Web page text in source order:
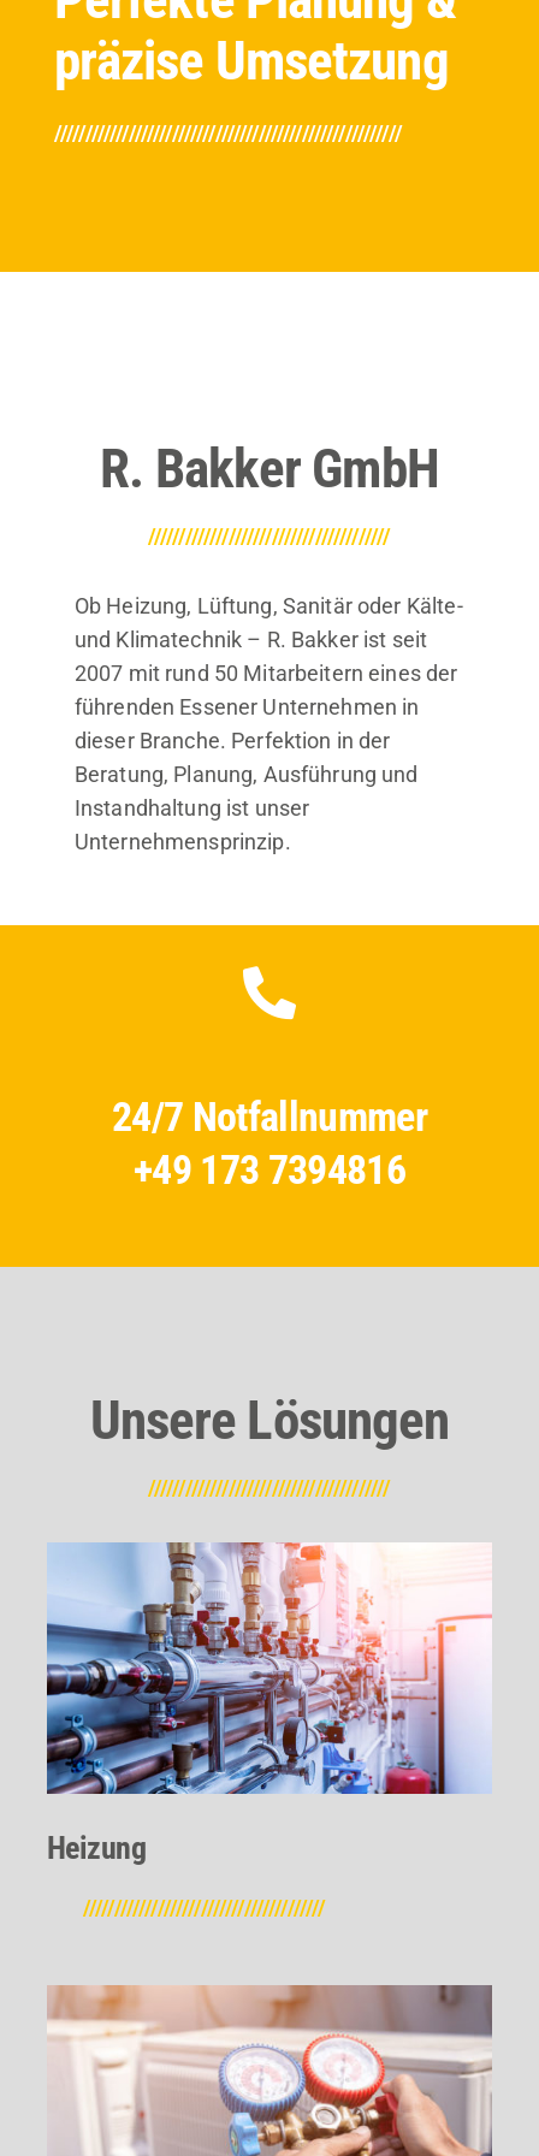
////////////////////////////////////////////////////////
R. Bakker GmbH
///////////////////////////////////////
Ob Heizung, Lüftung, Sanitär oder Kälte-
und Klimatechnik – R. Bakker ist seit
2007 mit rund 50 Mitarbeitern eines der
führenden Essener Unternehmen in
dieser Branche. Perfektion in der
Beratung, Planung, Ausführung und
Instandhaltung ist unser
Unternehmensprinzip.
24/7 Notfallnummer
+49 173 7394816
Unsere Lösungen
///////////////////////////////////////
Heizung
///////////////////////////////////////